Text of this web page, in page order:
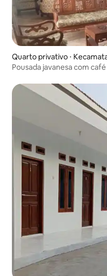
Quarto privativo ⋅
Pousada javanesa com